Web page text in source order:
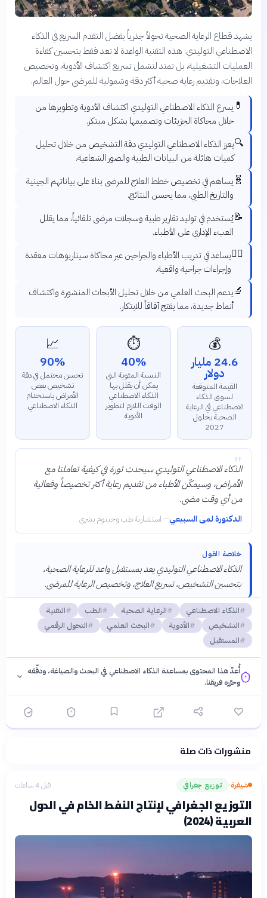
يشهد قطاع الرعاية الصحية تحولاً جذرياً بفضل التقدم السريع في الذكاء
الاصطناعي التوليدي. هذه التقنية الواعدة لا تعد فقط بتحسين كفاءة
العمليات التشغيلية، بل تمتد لتشمل تسريع اكتشاف الأدوية، وتخصيص
العلاجات، وتقديم رعاية صحية أكثر دقة وشمولية للمرضى حول العالم.
💊 يسرع الذكاء الاصطناعي التوليدي اكتشاف الأدوية وتطويرها من
خلال محاكاة الجزيئات وتصميمها بشكل مبتكر.
🔍يعزز الذكاء الاصطناعي التوليدي دقة التشخيص من خلال تحليل
كميات هائلة من البيانات الطبية والصور الشعاعية.
🧬 يساهم في تخصيص خطط العلاج للمرضى بناءً على بياناتهم الجينية
والتاريخ الطبي، مما يحسن النتائج.
📝يُستخدم في توليد تقارير طبية وسجلات مرضى تلقائياً، مما يقلل
العبء الإداري على الأطباء.
🧑‍⚕️يساعد في تدريب الأطباء والجراحين عبر محاكاة سيناريوهات معقدة
وإجراءات جراحية واقعية.
🔬يدعم البحث العلمي من خلال تحليل الأبحاث المنشورة واكتشاف
أنماط جديدة، مما يفتح آفاقاً للابتكار.
💰
24.6 مليار
دولار
القيمة المتوقعة
لسوق الذكاء
الاصطناعي في الرعاية
الصحية بحلول
2027
⏱️
40%
النسبة المئوية التي
يمكن أن يقلل بها
الذكاء الاصطناعي
الوقت اللازم لتطوير
الأدوية
📈
90%
تحسن محتمل في دقة
تشخيص بعض
الأمراض باستخدام
الذكاء الاصطناعي
"
الذكاء الاصطناعي التوليدي سيحدث ثورة في كيفية تعاملنا مع
الأمراض، وسيمكّن الأطباء من تقديم رعاية أكثر تخصيصاً وفعالية
من أي وقت مضى.
الدكتورة لمى السبيعي— استشارية طب وجينوم بشري
خلاصة القول
الذكاء الاصطناعي التوليدي يعد بمستقبل واعد للرعاية الصحية،
بتحسين التشخيص، تسريع العلاج، وتخصيص الرعاية للمرضى.
الذكاء الاصطناعي الرعاية الصحية الطب
التقنية
التشخيص
الأدوية البحث العلمي
التحول الرقمي
المستقبل
أُعدّ هذا المحتوى بمساعدة الذكاء الاصطناعي في البحث والصياغة، ودقّقه
وحرّره فريقنا.
فلسفتنا المعرفية· سياسة الذكاء الاصطناعيمنشورات ذات صلة
شيفرة› توزيع جغرافي قبل 4 ساعات
التوزيع الجغرافي لإنتاج النفط الخام في الدول
العربية (2024)